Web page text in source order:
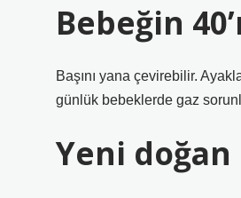
Bebeğin
Başını yana çevirebilir.
günlük bebeklerde gaz
Yeni doğan